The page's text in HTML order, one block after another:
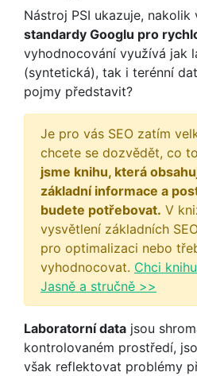
Nástroj PSI ukazuje, nakolik
standardy Googlu pro
vyhodnocování využívá jak
(syntetická), tak i terénní
pojmy představit?
Je pro vás SEO zatím
chcete se dozvědět, co
jsme knihu, která
základní informace a
budete potřebovat. V
vysvětlení základních
pro optimalizaci nebo
vyhodnocovat. Chci
Jasně a stručně >>
Laboratorní data jsou
kontrolovaném prostředí,
však reflektovat problémy